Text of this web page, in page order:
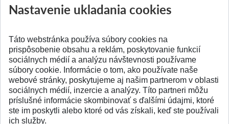
Publikované 31.07.2026 Publikované
SPÄŤ NA VRCH
Nastavenie ukladania cookies
Táto webstránka používa súbory cookies na
prispôsobenie obsahu a reklám, poskytovanie funkcií
sociálnych médií a analýzu návštevnosti používame
súbory cookie. Informácie o tom, ako používate naše
webové stránky, poskytujeme aj našim partnerom v oblasti
sociálnych médií, inzercie a analýzy. Títo partneri môžu
príslušné informácie skombinovať s ďalšími údajmi, ktoré
ste im poskytli alebo ktoré od vás získali, keď ste používali
ich služby.